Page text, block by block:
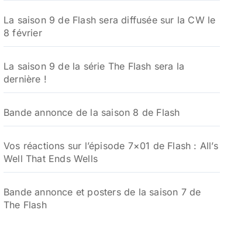
La saison 9 de Flash sera diffusée sur la CW le
8 février
La saison 9 de la série The Flash sera la
dernière !
Bande annonce de la saison 8 de Flash
Vos réactions sur l’épisode 7×01 de Flash : All’s
Well That Ends Wells
Bande annonce et posters de la saison 7 de
The Flash